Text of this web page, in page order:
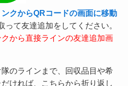
ンクからQRコードの画面に移動
って友達追加をしてください。
から直接ラインの友達追加画
のラインまで、回収品目や希
ければ、こちらから折り返し